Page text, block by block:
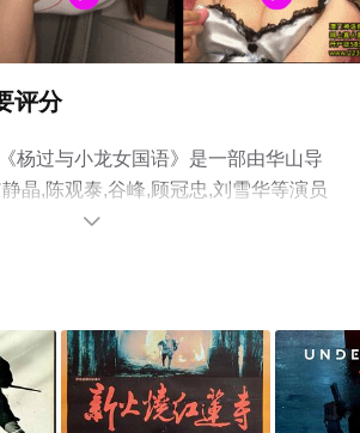
评分
杨过与小龙女国语》是一部由华山导
晶,陈观泰,谷峰,顾冠忠,刘雪华等演员
电影，手机免费观看高清无删减完整
等平台了解。
